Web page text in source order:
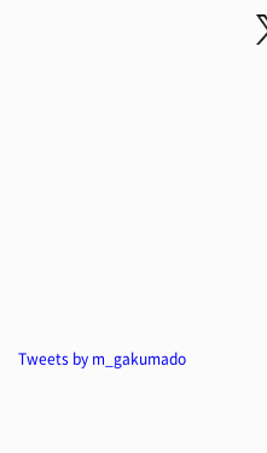
Tweets by m_gakumado